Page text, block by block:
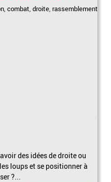
,combat,droite, rassemblement
des idées de droite ou
loups et se positionner à
?...